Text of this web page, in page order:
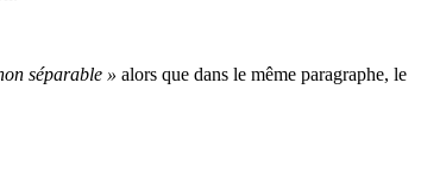
séparable » alors que dans le même paragraphe, le